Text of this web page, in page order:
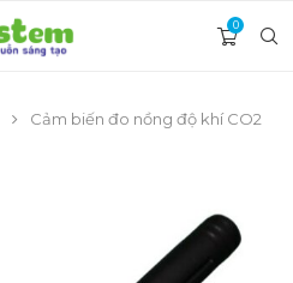
0
Cảm biến đo nồng độ khí CO2